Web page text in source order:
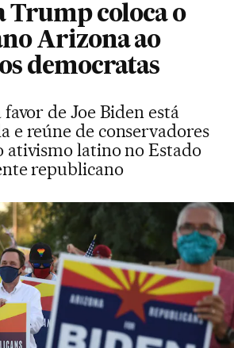
Trump coloca o
Arizona ao
democratas
de Joe Biden está
e reúne de conservadores
ativismo latino no Estado
republicano